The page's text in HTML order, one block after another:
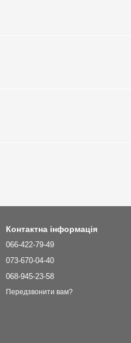
Контактна інформація
066-422-79-49
073-670-04-40
068-945-23-58
Передзвонити вам?